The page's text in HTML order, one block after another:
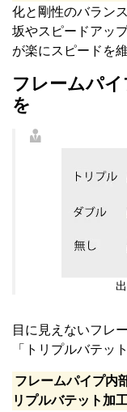
化と剛性のバラン
坂やスピードアッ
が楽にスピードを
フレームパ
を
目に見えないフレ
「トリプルバテッ
フレームパイプ内
リプルバテット加工